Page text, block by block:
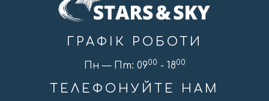
ГРАФІК РОБОТИ
Пн — Пт: 0900 - 1800
ТЕЛЕФОНУЙТЕ НАМ